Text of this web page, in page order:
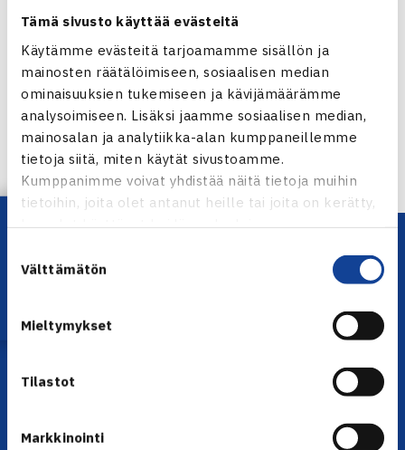
Tämä sivusto käyttää evästeitä
Käytämme evästeitä tarjoamamme sisällön ja
mainosten räätälöimiseen, sosiaalisen median
ominaisuuksien tukemiseen ja kävijämäärämme
analysoimiseen. Lisäksi jaamme sosiaalisen median,
mainosalan ja analytiikka-alan kumppaneillemme
tietoja siitä, miten käytät sivustoamme.
Kumppanimme voivat yhdistää näitä tietoja muihin
tietoihin, joita olet antanut heille tai joita on kerätty,
kun olet käyttänyt heidän palvelujaan.
valinta
Välttämätön
Mieltymykset
Tilastot
Markkinointi
Linzin ITF-turnaus
Jaa:
← Edellinen
Seuraava uutinen: Kesän 2011 sarjatennis… →
Lataa OmaTennis!
YHTEYSTIEDOT
Puh. 010 574 3959